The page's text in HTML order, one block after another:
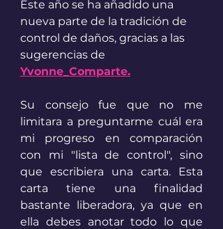
Este año se ha añadido una
nueva parte de la tradición de
control de daños, gracias a las
sugerencias de
Yvonne_Comparte.
Su consejo fue que no me
limitara a preguntarme cuál era
mi progreso en comparación
con mi "lista de control", sino
que escribiera una carta. Esta
carta tiene una finalidad
bastante liberadora, ya que en
ella debes anotar todo lo que